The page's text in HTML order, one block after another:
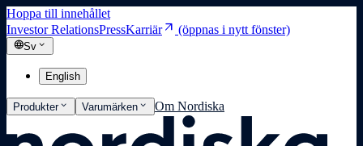
Hoppa till innehållet
Investor RelationsPressKarriärarrow_outward (öppnas i nytt fönster)
languageSv expand_more
English
Produkterexpand_more Varumärken expand_more Om Nordiska